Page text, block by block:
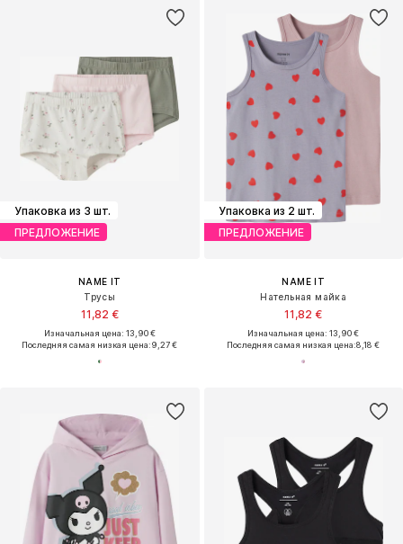
Упаковка из 3 шт.
ПРЕДЛОЖЕНИЕ
NAME IT
Трусы
11,82 €
Изначальная цена: 13,90 €
Последняя самая низкая цена:9,27 €
Упаковка из 2 шт.
ПРЕДЛОЖЕНИЕ
NAME IT
Нательная майка
11,82 €
Изначальная цена: 13,90 €
Последняя самая низкая цена:8,18 €